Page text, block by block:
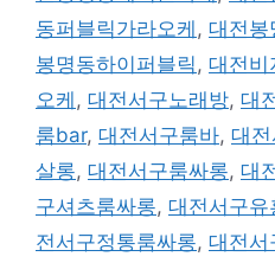
동퍼블릭가라오케 , 대전봉
봉명동하이퍼블릭, 대전비
오케 , 대전서구노래방, 대
룸bar, 대전서구룸바, 대
살롱, 대전서구룸싸롱, 대
구셔츠룸싸롱, 대전서구유
전서구정통룸싸롱, 대전서